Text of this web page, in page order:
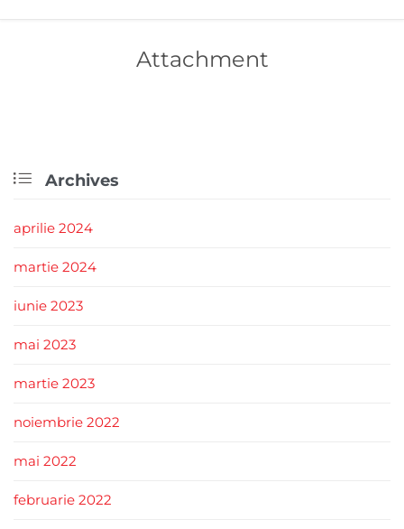
Attachment
 Archives
aprilie 2024
martie 2024
iunie 2023
mai 2023
martie 2023
noiembrie 2022
mai 2022
februarie 2022